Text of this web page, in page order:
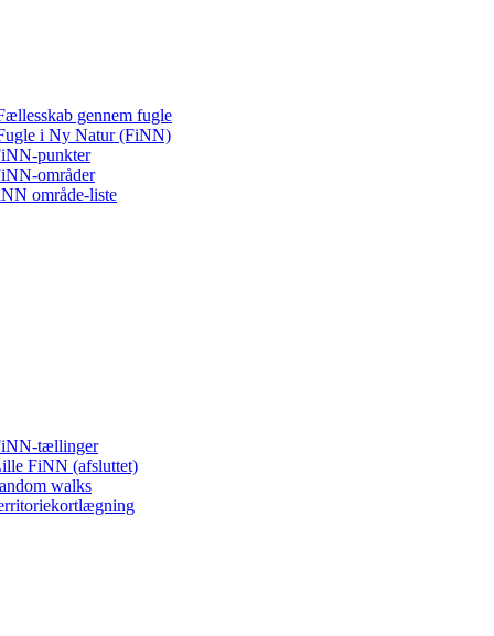
gennem fugle
i Ny Natur (FiNN)
punkter
områder
område-liste
tællinger
FiNN (afsluttet)
walks